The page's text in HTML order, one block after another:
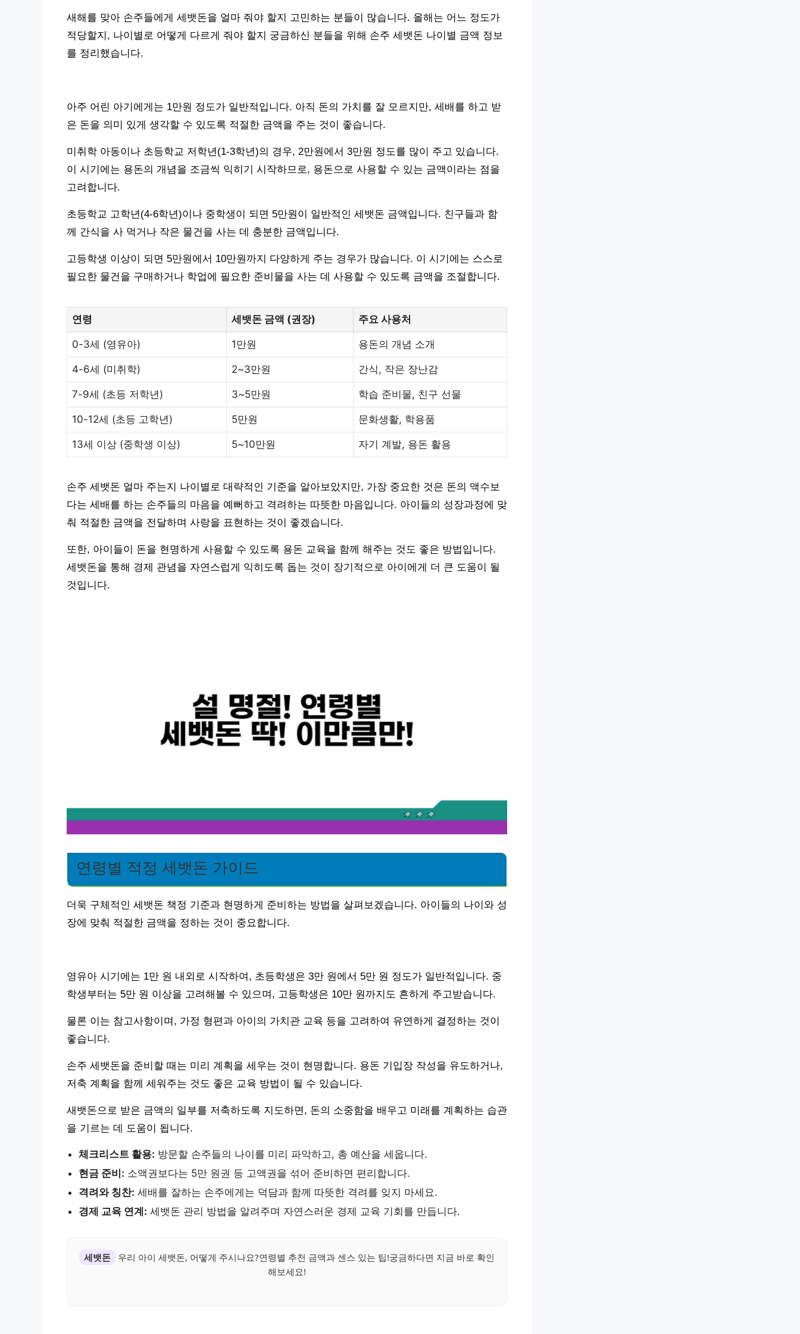
새해를 맞아 손주들에게 세뱃돈을 얼마 줘야 할지 고민하는 분들이 많습니다. 올해는 어느 정도가
적당할지, 나이별로 어떻게 다르게 줘야 할지 궁금하신 분들을 위해 손주 세뱃돈 나이별 금액 정보
를 정리했습니다.
아주 어린 아기에게는 1만원 정도가 일반적입니다. 아직 돈의 가치를 잘 모르지만, 세배를 하고 받
은 돈을 의미 있게 생각할 수 있도록 적절한 금액을 주는 것이 좋습니다.
미취학 아동이나 초등학교 저학년(1-3학년)의 경우, 2만원에서 3만원 정도를 많이 주고 있습니다.
이 시기에는 용돈의 개념을 조금씩 익히기 시작하므로, 용돈으로 사용할 수 있는 금액이라는 점을
고려합니다.
초등학교 고학년(4-6학년)이나 중학생이 되면 5만원이 일반적인 세뱃돈 금액입니다. 친구들과 함
께 간식을 사 먹거나 작은 물건을 사는 데 충분한 금액입니다.
고등학생 이상이 되면 5만원에서 10만원까지 다양하게 주는 경우가 많습니다. 이 시기에는 스스로
필요한 물건을 구매하거나 학업에 필요한 준비물을 사는 데 사용할 수 있도록 금액을 조절합니다.
연령 세뱃돈 금액 (권장) 주요 사용처
0-3세 (영유아) 1만원 용돈의 개념 소개
4-6세 (미취학) 2~3만원 간식, 작은 장난감
7-9세 (초등 저학년) 3~5만원 학습 준비물, 친구 선물
10-12세 (초등 고학년) 5만원 문화생활, 학용품
13세 이상 (중학생 이상) 5~10만원 자기 계발, 용돈 활용
손주 세뱃돈 얼마 주는지 나이별로 대략적인 기준을 알아보았지만, 가장 중요한 것은 돈의 액수보
다는 세배를 하는 손주들의 마음을 예뻐하고 격려하는 따뜻한 마음입니다. 아이들의 성장과정에 맞
춰 적절한 금액을 전달하며 사랑을 표현하는 것이 좋겠습니다.
또한, 아이들이 돈을 현명하게 사용할 수 있도록 용돈 교육을 함께 해주는 것도 좋은 방법입니다.
세뱃돈을 통해 경제 관념을 자연스럽게 익히도록 돕는 것이 장기적으로 아이에게 더 큰 도움이 될
것입니다.
연령별 적정 세뱃돈 가이드
더욱 구체적인 세뱃돈 책정 기준과 현명하게 준비하는 방법을 살펴보겠습니다. 아이들의 나이와 성
장에 맞춰 적절한 금액을 정하는 것이 중요합니다.
영유아 시기에는 1만 원 내외로 시작하여, 초등학생은 3만 원에서 5만 원 정도가 일반적입니다. 중
학생부터는 5만 원 이상을 고려해볼 수 있으며, 고등학생은 10만 원까지도 흔하게 주고받습니다.
물론 이는 참고사항이며, 가정 형편과 아이의 가치관 교육 등을 고려하여 유연하게 결정하는 것이
좋습니다.
손주 세뱃돈을 준비할 때는 미리 계획을 세우는 것이 현명합니다. 용돈 기입장 작성을 유도하거나,
저축 계획을 함께 세워주는 것도 좋은 교육 방법이 될 수 있습니다.
새뱃돈으로 받은 금액의 일부를 저축하도록 지도하면, 돈의 소중함을 배우고 미래를 계획하는 습관
을 기르는 데 도움이 됩니다.
체크리스트 활용: 방문할 손주들의 나이를 미리 파악하고, 총 예산을 세웁니다.
현금 준비: 소액권보다는 5만 원권 등 고액권을 섞어 준비하면 편리합니다.
격려와 칭찬: 세배를 잘하는 손주에게는 덕담과 함께 따뜻한 격려를 잊지 마세요.
경제 교육 연계: 세뱃돈 관리 방법을 알려주며 자연스러운 경제 교육 기회를 만듭니다.
세뱃돈
우리 아이 세뱃돈, 어떻게 주시나요?연령별 추천 금액과 센스 있는 팁!궁금하다면 지금 바로 확인
해보세요!